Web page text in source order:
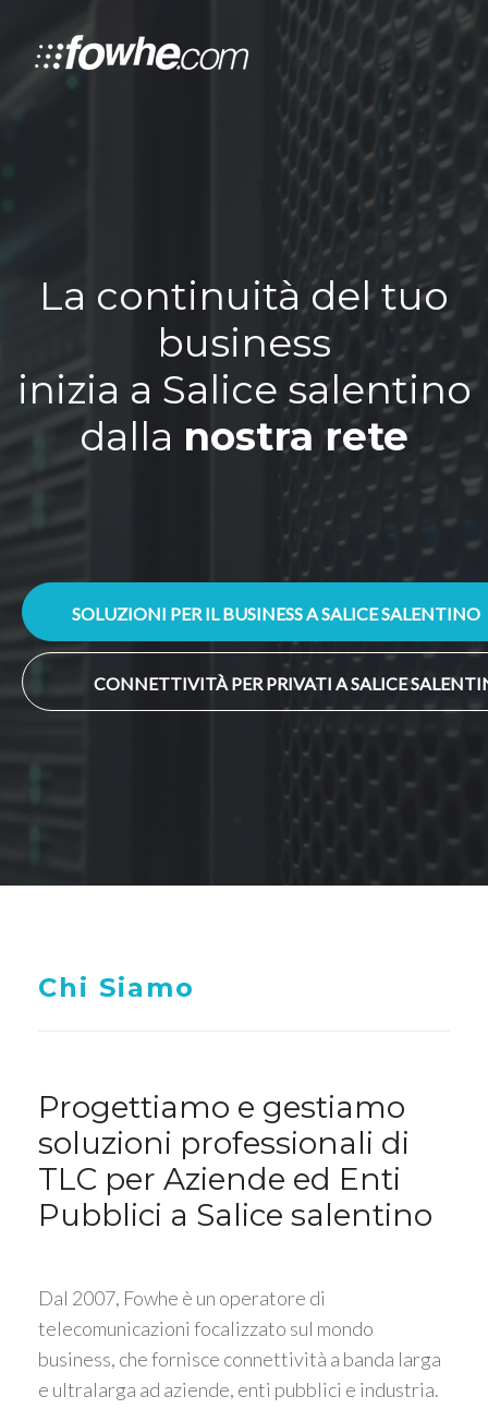
La continuità del tuo
business
inizia a Salice salentino
dalla nostra rete
SOLUZIONI PER IL BUSINESS A SALICE SALENTINO
CONNETTIVITÀ PER PRIVATI A SALICE
Chi Siamo
Progettiamo e gestiamo
soluzioni professionali di
TLC per Aziende ed Enti
Pubblici a Salice salentino
Dal 2007, Fowhe è un operatore di
telecomunicazioni focalizzato sul mondo
business, che fornisce connettività a banda larga
e ultralarga ad aziende, enti pubblici e industria.